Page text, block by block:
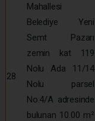
28
Mahallesi
Belediye Yeni
Semt Pazarı
zemin kat 119
Nolu Ada 11/14
Nolu parsel
No:4/A adresinde
bulunan 10.00 m²